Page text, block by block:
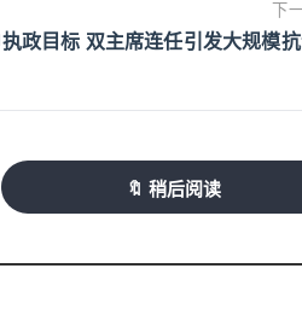
下
政目标 双主席连任引发大规模
🔖 稍后阅读